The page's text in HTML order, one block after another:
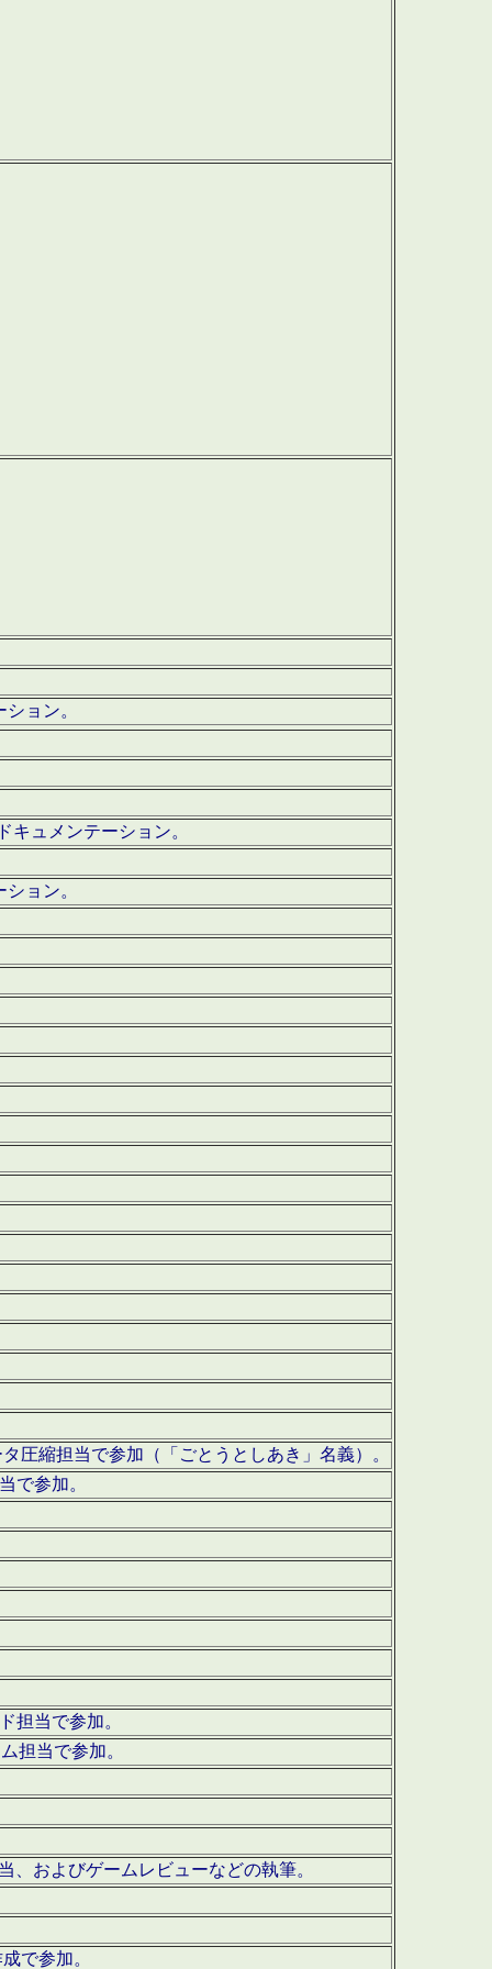
ョン。
キュメンテーション。
ョン。
圧縮担当で参加（「ごとうとしあき」名義）。
で参加。
担当で参加。
担当で参加。
、およびゲームレビューなどの執筆。
で参加。